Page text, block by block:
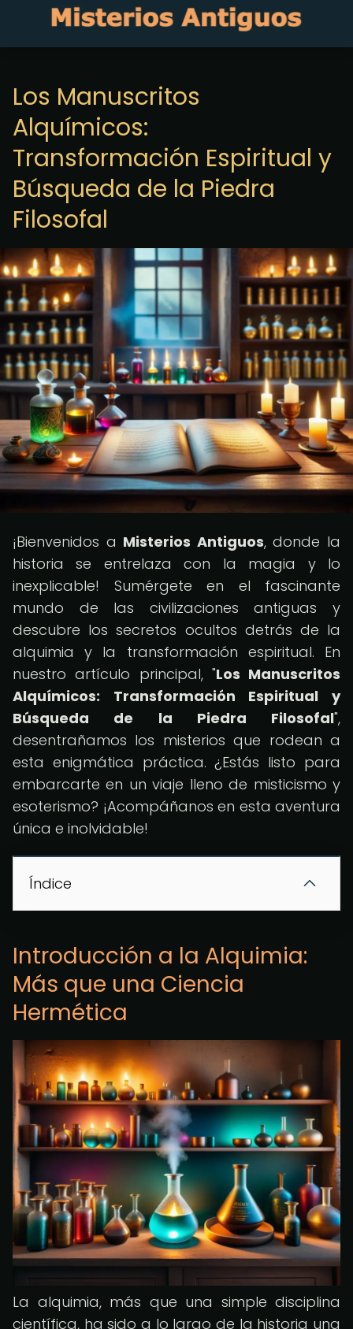
Los Manuscritos
Alquímicos:
Transformación Espiritual y
Búsqueda de la Piedra
Filosofal
¡Bienvenidos a Misterios Antiguos, donde la
historia se entrelaza con la magia y lo
inexplicable! Sumérgete en el fascinante
mundo de las civilizaciones antiguas y
descubre los secretos ocultos detrás de la
alquimia y la transformación espiritual. En
nuestro artículo principal, "Los Manuscritos
Alquímicos: Transformación Espiritual y
Búsqueda de la Piedra Filosofal",
desentrañamos los misterios que rodean a
esta enigmática práctica. ¿Estás listo para
embarcarte en un viaje lleno de misticismo y
esoterismo? ¡Acompáñanos en esta aventura
única e inolvidable!
Índice
Introducción a la Alquimia:
Más que una Ciencia
Hermética
La alquimia, más que una simple disciplina
científica, ha sido a lo largo de la historia una